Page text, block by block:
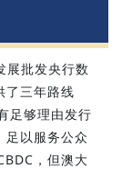
展批发央行数
了三年路线
足够理由发行
足以服务公众
，但澳大